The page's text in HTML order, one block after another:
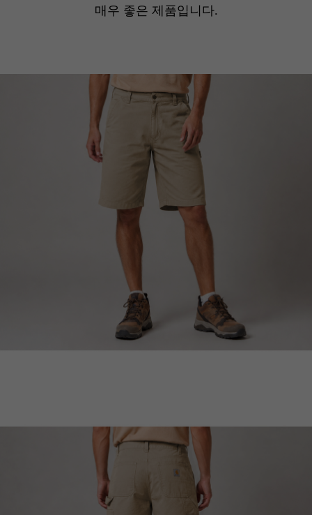
매우 좋은 제품입니다.